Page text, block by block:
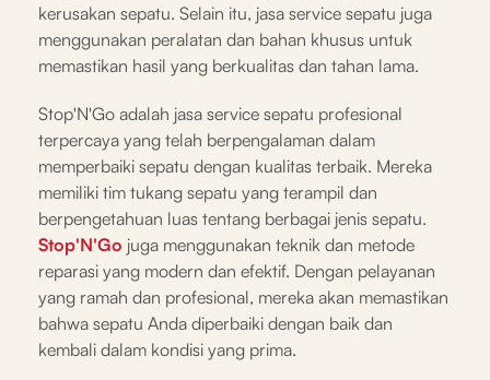
kerusakan sepatu. Selain itu, jasa service sepatu juga
menggunakan peralatan dan bahan khusus untuk
memastikan hasil yang berkualitas dan tahan lama.
Stop'N'Go adalah jasa service sepatu profesional
terpercaya yang telah berpengalaman dalam
memperbaiki sepatu dengan kualitas terbaik. Mereka
memiliki tim tukang sepatu yang terampil dan
berpengetahuan luas tentang berbagai jenis sepatu.
Stop'N'Go juga menggunakan teknik dan metode
reparasi yang modern dan efektif. Dengan pelayanan
yang ramah dan profesional, mereka akan memastikan
bahwa sepatu Anda diperbaiki dengan baik dan
kembali dalam kondisi yang prima.